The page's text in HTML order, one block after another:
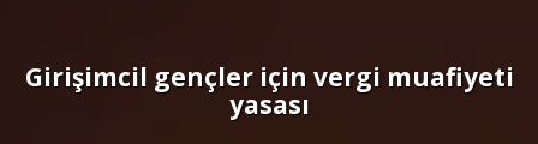
Girişimcil gençler için vergi muafiyeti
yasası